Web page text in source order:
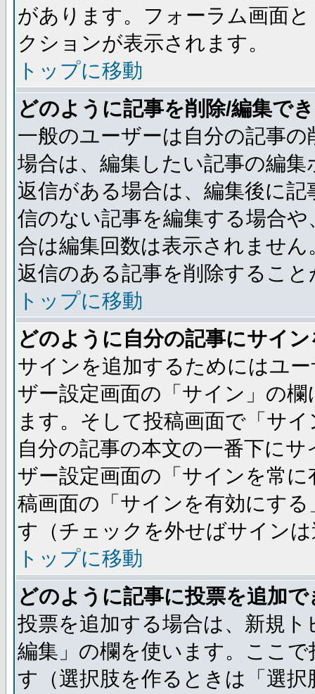
があります。フォーラム画面
クションが表示されます。
トップに移動
どのように記事を削除/編集で
一般のユーザーは自分の記事
場合は、編集したい記事の編
返信がある場合は、編集後に
信のない記事を編集する場合
合は編集回数は表示されませ
返信のある記事を削除するこ
トップに移動
どのように自分の記事にサイ
サインを追加するためにはユ
ザー設定画面の「サイン」の
ます。そして投稿画面で「サ
自分の記事の本文の一番下に
ザー設定画面の「サインを常
稿画面の「サインを有効にす
す（チェックを外せばサイン
トップに移動
どのように記事に投票を追加
投票を追加する場合は、新規
編集」の欄を使います。ここ
す（選択肢を作るときは「選